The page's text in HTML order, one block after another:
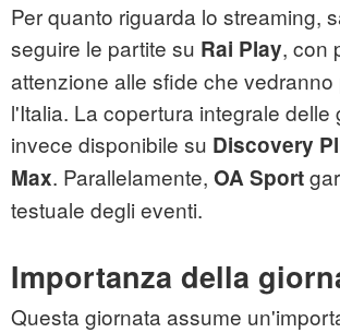
Per quanto riguarda lo streaming,
seguire le partite su Rai Play, con
attenzione alle sfide che vedranno
l'Italia. La copertura integrale delle
invece disponibile su Discovery
Max. Parallelamente, OA Sport
testuale degli eventi.
Importanza della
Questa giornata assume